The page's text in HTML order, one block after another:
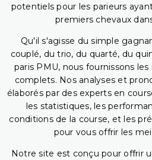
potentiels pour les parieurs
premiers chevaux
Qu'il s'agisse du simple
couplé, du trio, du quarté, du
paris PMU, nous fournissons
complets. Nos analyses et
élaborés par des experts en
les statistiques, les
conditions de la course, et les
pour vous offrir les
Notre site est conçu pour offrir